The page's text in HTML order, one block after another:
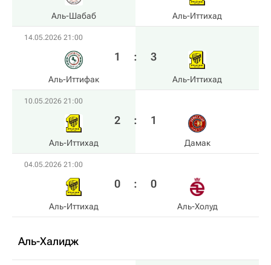
Аль-Шабаб Аль-Иттихад
14.05.2026 21:00
Аль-Иттифак
1 : 3
Аль-Иттихад
10.05.2026 21:00
Аль-Иттихад
2 : 1
Дамак
04.05.2026 21:00
Аль-Иттихад
0 : 0
Аль-Холуд
Аль-Халидж